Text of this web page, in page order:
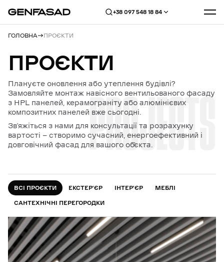
+38 097 548 18 84
ГОЛОВНА ПРОЄКТИ
ПРОЄКТИ
Плануєте оновлення або утеплення будівлі?
Замовляйте монтаж навісного вентильованого фасаду
з HPL панелей, керамограніту або алюмінієвих
композитних панелей вже сьогодні.
Зв’яжіться з нами для консультації та розрахунку
вартості — створимо сучасний, енергоефективний і
довговічний фасад для вашого об’єкта.
PROJECTS
ВСІ ПРОЄКТИ ЕКСТЕР’ЄР ІНТЕР’ЄР
МЕБЛІ
САНТЕХНІЧНІ ПЕРЕГОРОДКИ